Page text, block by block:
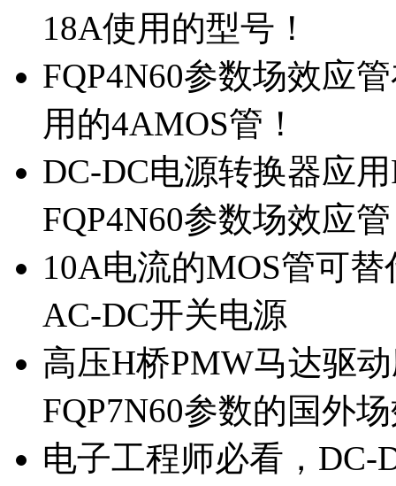
18A使用的型号！
FQP4N60参数场效应
用的4AMOS管！
DC-DC电源转换器应
FQP4N60参数场效应
10A电流的MOS管可
AC-DC开关电源
高压H桥PMW马达驱
FQP7N60参数的国外
电子工程师必看，DC-